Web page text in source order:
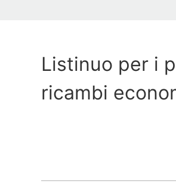
Listinuo per i
ricambi